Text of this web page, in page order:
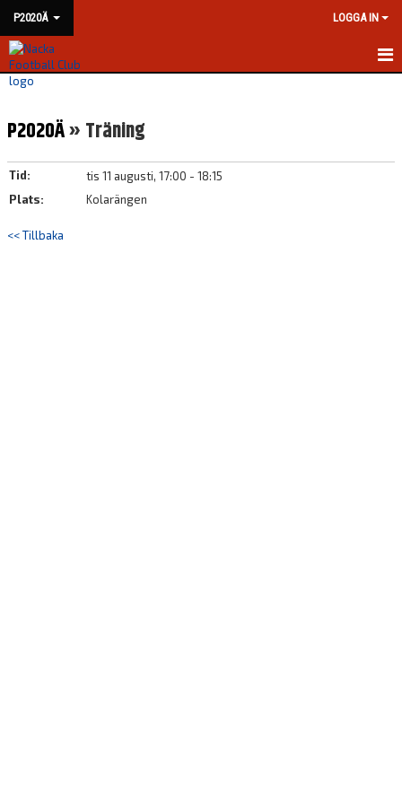
P2020Ä LOGGA IN
HEM
NYHETER
KALENDER
MATCHER
P2020Ä» Träning
Tid:
tis 11 augusti, 17:00 - 18:15
Plats:
Kolarängen
<< Tillbaka